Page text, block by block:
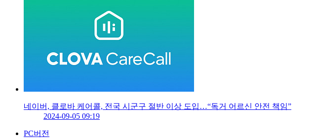
네이버, 클로바 케어콜, 전국 시군구 절반 이상 도입…“독거 어르신 안전 책임”
2024-09-05 09:19
PC버전